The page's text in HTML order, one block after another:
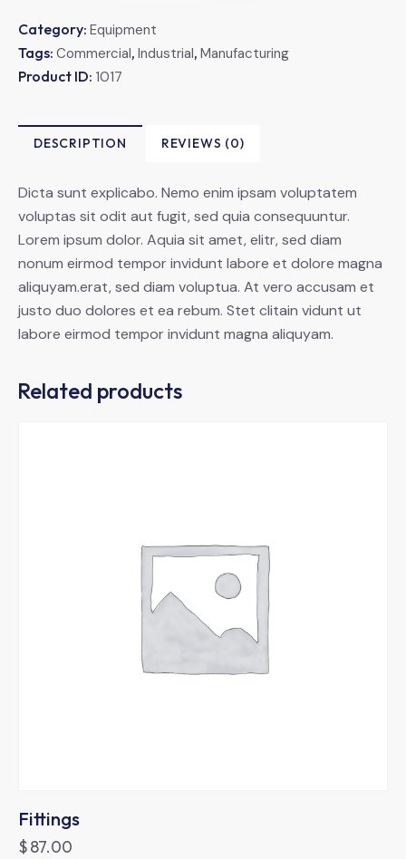
Category: Equipment
Tags: Commercial, Industrial, Manufacturing
Product ID: 1017
DESCRIPTION REVIEWS (0)
Dicta sunt explicabo. Nemo enim ipsam voluptatem
voluptas sit odit aut fugit, sed quia consequuntur.
Lorem ipsum dolor. Aquia sit amet, elitr, sed diam
nonum eirmod tempor invidunt labore et dolore magna
aliquyam.erat, sed diam voluptua. At vero accusam et
justo duo dolores et ea rebum. Stet clitain vidunt ut
labore eirmod tempor invidunt magna aliquyam.
Related products
Fittings
$87.00